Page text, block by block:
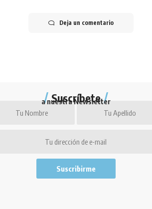
Deja un comentario
Suscríbete
a nuestra Newsletter